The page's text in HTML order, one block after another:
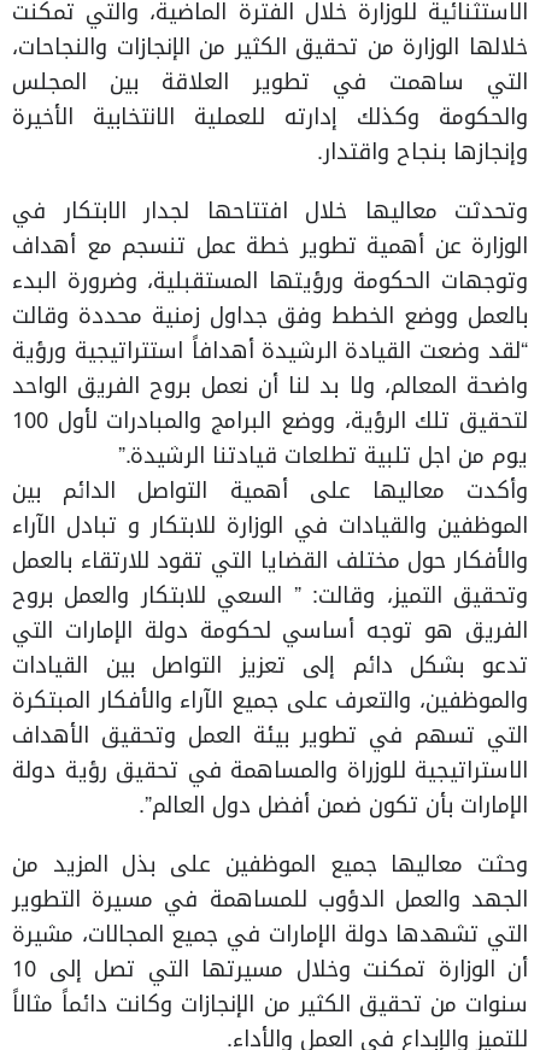
الاستثنائية للوزارة خلال الفترة الماضية، والتي تمكنت
خلالها الوزارة من تحقيق الكثير من الإنجازات والنجاحات،
التي ساهمت في تطوير العلاقة بين المجلس
والحكومة وكذلك إدارته للعملية الانتخابية الأخيرة
وإنجازها بنجاح واقتدار.
وتحدثت معاليها خلال افتتاحها لجدار الابتكار في
الوزارة عن أهمية تطوير خطة عمل تنسجم مع أهداف
وتوجهات الحكومة ورؤيتها المستقبلية، وضرورة البدء
بالعمل ووضع الخطط وفق جداول زمنية محددة وقالت
“لقد وضعت القيادة الرشيدة أهدافاً استتراتيجية ورؤية
واضحة المعالم، ولا بد لنا أن نعمل بروح الفريق الواحد
لتحقيق تلك الرؤية، ووضع البرامج والمبادرات لأول 100
يوم من اجل تلبية تطلعات قيادتنا الرشيدة.”
وأكدت معاليها على أهمية التواصل الدائم بين
الموظفين والقيادات في الوزارة للابتكار و تبادل الآراء
والأفكار حول مختلف القضايا التي تقود للارتقاء بالعمل
وتحقيق التميز، وقالت: ” السعي للابتكار والعمل بروح
الفريق هو توجه أساسي لحكومة دولة الإمارات التي
تدعو بشكل دائم إلى تعزيز التواصل بين القيادات
والموظفين، والتعرف على جميع الآراء والأفكار المبتكرة
التي تسهم في تطوير بيئة العمل وتحقيق الأهداف
الاستراتيجية للوزراة والمساهمة في تحقيق رؤية دولة
الإمارات بأن تكون ضمن أفضل دول العالم”.
وحثت معاليها جميع الموظفين على بذل المزيد من
الجهد والعمل الدؤوب للمساهمة في مسيرة التطوير
التي تشهدها دولة الإمارات في جميع المجالات، مشيرة
أن الوزارة تمكنت وخلال مسيرتها التي تصل إلى 10
سنوات من تحقيق الكثير من الإنجازات وكانت دائماً مثالاً
للتميز والإبداع في العمل والأداء.